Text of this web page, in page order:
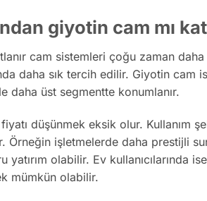
giyotin cam mı
cam sistemleri çoğu zaman
daha sık tercih edilir. Giyotin cam
daha üst segmentte konumlanır.
düşünmek eksik olur. Kullanım
Örneğin işletmelerde daha prestijli
yatırım olabilir. Ev kullanıcılarında
mümkün olabilir.